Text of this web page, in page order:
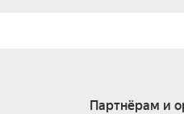
Партнёрам и